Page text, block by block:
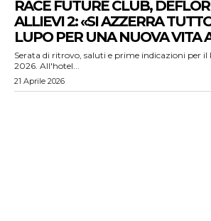
RACE FUTURE CLUB,
ALLIEVI 2: «SI AZZERRA
LUPO PER UNA NUOVA VITA
Serata di ritrovo, saluti e prime indicazioni per il
2026. All'hotel...
21 Aprile 2026